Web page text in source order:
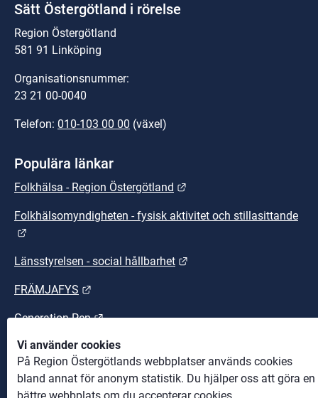
Vi använder cookies
På Region Östergötlands webbplatser används cookies
bland annat för anonym statistik. Du hjälper oss att göra en
Sätt Östergötland i rörelse
Region Östergötland
581 91 Linköping
Organisationsnummer:
23 21 00-0040
Telefon: 010-103 00 00 (växel)
Populära länkar
Folkhälsa - Region Östergötland
Folkhälsomyndigheten - fysisk aktivitet och stillasittande
Länsstyrelsen - social hållbarhet
FRÄMJAFYS
Generation Pep Länk till annan webbplats.
Sunt arbetsliv Länk till annan webbplats.